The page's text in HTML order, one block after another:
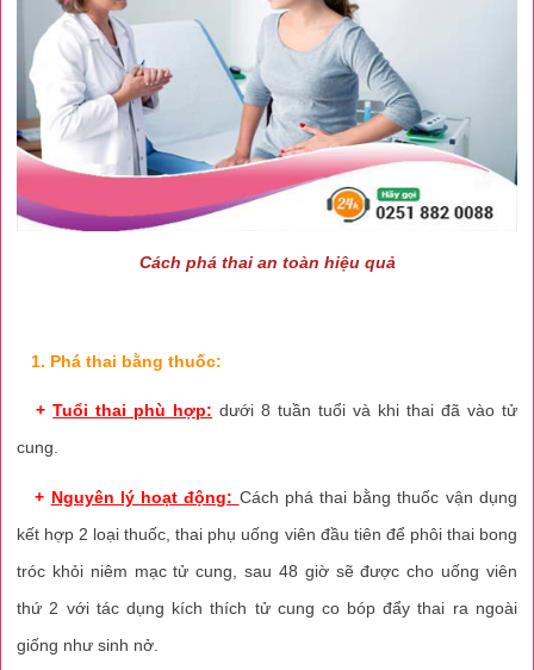
Cách phá thai an toàn hiệu quả
1. Phá thai bằng thuốc:
+Tuổi thai phù hợp: dưới 8 tuần tuổi và khi thai đã vào tử
cung.
+ Nguyên lý hoạt động: Cách phá thai bằng thuốc vận dụng
kết hợp 2 loại thuốc, thai phụ uống viên đầu tiên để phôi thai bong
tróc khỏi niêm mạc tử cung, sau 48 giờ sẽ được cho uống viên
thứ 2 với tác dụng kích thích tử cung co bóp đẩy thai ra ngoài
giống như sinh nở.